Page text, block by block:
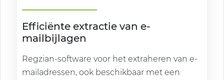
Efficiënte extractie van e-
mailbijlagen
Regzian-software voor het extraheren van e-
mailadressen, ook beschikbaar met een